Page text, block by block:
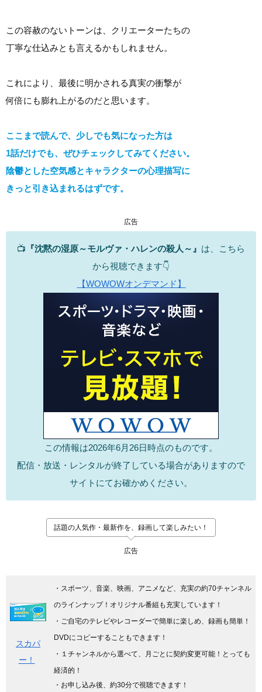
この容赦のないトーンは、クリエーターたちの
丁寧な仕込みとも言えるかもしれません。
これにより、最後に明かされる真実の衝撃が
何倍にも膨れ上がるのだと思います。
ここまで読んで、少しでも気になった方は
1話だけでも、ぜひチェックしてみてください。
陰鬱とした空気感とキャラクターの心理描写に
きっと引き込まれるはずです。
広告
📺 『沈黙の湿原～モルヴァ・ハレンの殺人～』 は、こちら
から視聴できます👇
【WOWOWオンデマンド】
この情報は2026年6月26日時点のものです。
配信・放送・レンタルが終了している場合がありますので
サイトにてお確かめください。
話題の人気作・最新作を、録画して楽しみたい！
広告
スカパ
ー！
・スポーツ、音楽、映画、アニメなど、充実の約70チャンネル
のラインナップ！オリジナル番組も充実しています ！
・ご自宅のテレビやレコーダーで簡単に楽しめ、録画も簡単！
DVDにコピーすることもできます！
・１チャンネルから選べて、月ごとに契約変更可能！とっても
経済的！
・お申し込み後、約30分で視聴できます！